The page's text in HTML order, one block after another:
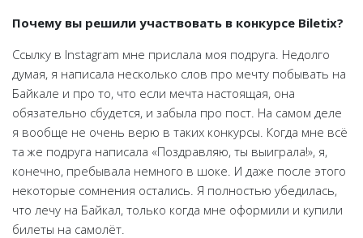
Почему вы решили участвовать в конкурсе Biletix?
Ссылку в Instagram мне прислала моя подруга. Недолго
думая, я написала несколько слов про мечту побывать на
Байкале и про то, что если мечта настоящая, она
обязательно сбудется, и забыла про пост. На самом деле
я вообще не очень верю в таких конкурсы. Когда мне всё
та же подруга написала «Поздравляю, ты выиграла!», я,
конечно, пребывала немного в шоке. И даже после этого
некоторые сомнения остались. Я полностью убедилась,
что лечу на Байкал, только когда мне оформили и купили
билеты на самолёт.